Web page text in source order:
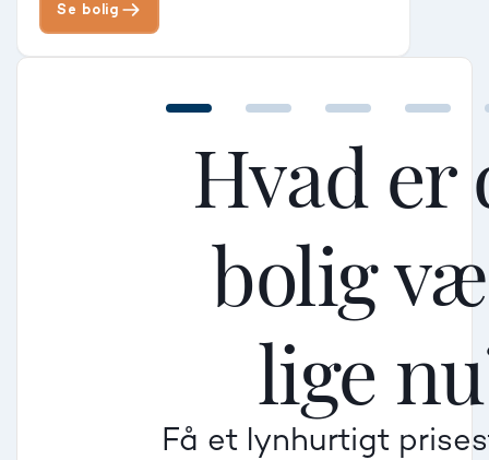
Se bolig
Hvad er
bolig
lige
Få et lynhurtigt
Mindre god
Mellem
Mindre god
Mellem
Mindre god
Mellem